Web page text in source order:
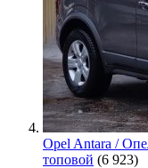
Opel Antara /
топовой (6 923)